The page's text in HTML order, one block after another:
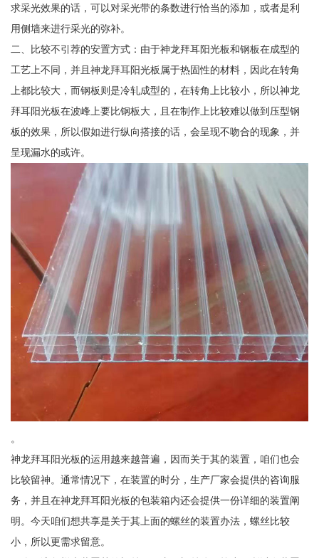
求采光效果的话，可以对采光带的条数进行恰当的添加，或者是利
用侧墙来进行采光的弥补。
二、比较不引荐的安置方式：由于神龙拜耳阳光板和钢板在成型的
工艺上不同，并且神龙拜耳阳光板属于热固性的材料，因此在转角
上都比较大，而钢板则是冷轧成型的，在转角上比较小，所以神龙
拜耳阳光板在波峰上要比钢板大，且在制作上比较难以做到压型钢
板的效果，所以假如进行纵向搭接的话，会呈现不吻合的现象，并
呈现漏水的或许。
。
神龙拜耳阳光板的运用越来越普遍，因而关于其的装置，咱们也会
比较留神。通常情况下，在装置的时分，生产厂家会提供的咨询服
务，并且在神龙拜耳阳光板的包装箱内还会提供一份详细的装置阐
明。今天咱们想共享是关于其上面的螺丝的装置办法，螺丝比较
小，所以更需求留意。